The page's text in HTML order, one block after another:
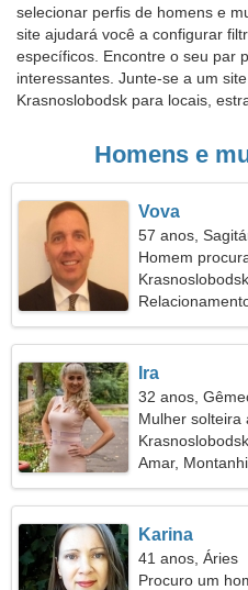
selecionar perfis de homens e
site ajudará você a configurar
específicos. Encontre o seu par
interessantes. Junte-se a um
Krasnoslobodsk para locais,
Homens e
Vova
57 anos,
Homem
Ira
32 anos,
Mulher solteira
Krasnoslobodsk
Amar,
Karina
41 anos, Áries
Procuro um